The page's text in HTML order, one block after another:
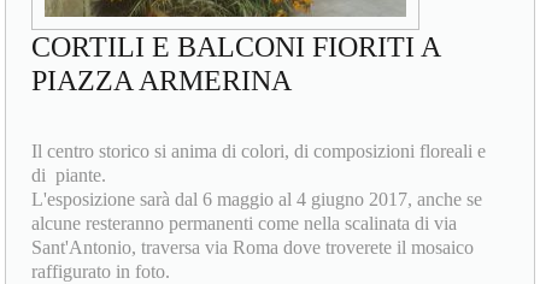
CORTILI E BALCONI FIORITI A
PIAZZA ARMERINA
Il centro storico si anima di colori, di composizioni floreali e
di piante.
L'esposizione sarà dal 6 maggio al 4 giugno 2017, anche se
alcune resteranno permanenti come nella scalinata di via
Sant'Antonio, traversa via Roma dove troverete il mosaico
raffigurato in foto.